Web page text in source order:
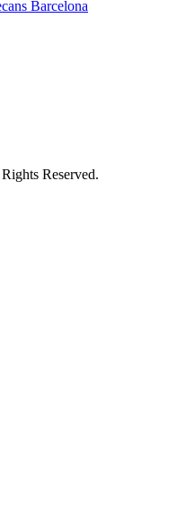
Barcelona
Reserved.